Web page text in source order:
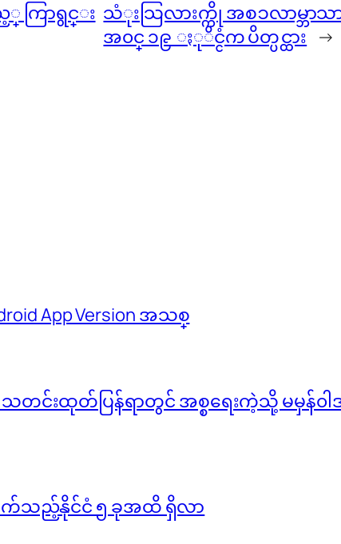
ကြာရွင္း သံုးသြလားက္ကို အစၥလာမ္ဘာသ
အ၀င္ ၁၉ ႏုိင္ငံက ပိတ္ပင္ထား →
App Version အသစ္
င်းထုတ်ပြန်ရာတွင် အစ္စရေးကဲ့သို့ မမှန်၀ါဒ
ာက်သည့်နိုင်ငံ ၅ ခုအထိ ရှိလာ